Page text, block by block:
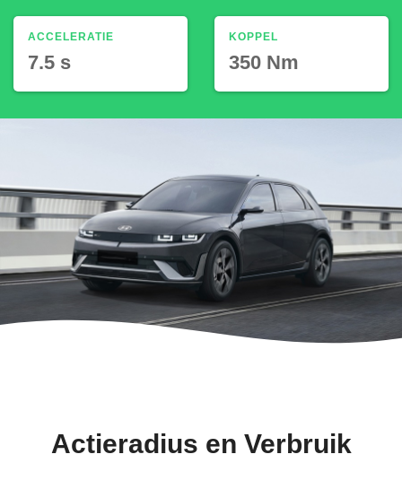
ACCELERATIE
7.5 s
KOPPEL
350 Nm
Actieradius en Verbruik